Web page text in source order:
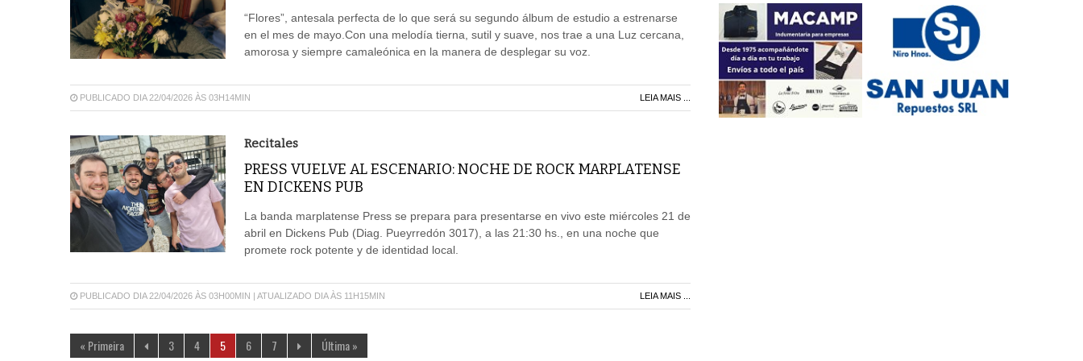
“Flores”, antesala perfecta de lo que será su segundo álbum de estudio a estrenarse
en el mes de mayo.Con una melodía tierna, sutil y suave, nos trae a una Luz cercana,
amorosa y siempre camaleónica en la manera de desplegar su voz.
PUBLICADO DIA 22/04/2026 ÀS 03H14MIN LEIA MAIS ...
Recitales
PRESS VUELVE AL ESCENARIO: NOCHE DE ROCK MARPLATENSE
EN DICKENS PUB
La banda marplatense Press se prepara para presentarse en vivo este miércoles 21 de
abril en Dickens Pub (Diag. Pueyrredón 3017), a las 21:30 hs., en una noche que
promete rock potente y de identidad local.
PUBLICADO DIA 22/04/2026 ÀS 03H00MIN | ATUALIZADO DIA ÀS 11H15MIN LEIA MAIS ...
« Primeira 3 4 5 6 7 Última »